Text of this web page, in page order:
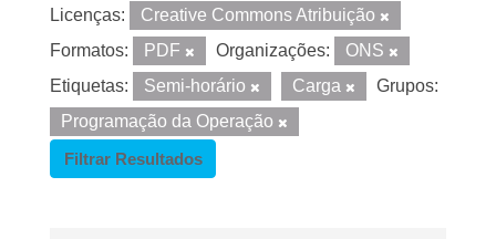
Licenças:
Creative Commons Atribuição
Formatos:
PDF Organizações:
ONS
Etiquetas:
Semi-horário Carga
Grupos:
Programação da Operação
Filtrar Resultados